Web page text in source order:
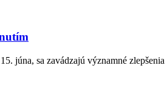
júna, sa zavádzajú významné